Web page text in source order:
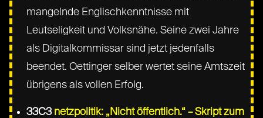
mangelnde Englischkenntnisse mit
Leutseligkeit und Volksnähe. Seine zwei Jahre
als Digitalkommissar sind jetzt jedenfalls
beendet. Oettinger selber wertet seine Amtszeit
übrigens als vollen Erfolg.
33C3 netzpolitik: „Nicht öffentlich.“ – Skript zum